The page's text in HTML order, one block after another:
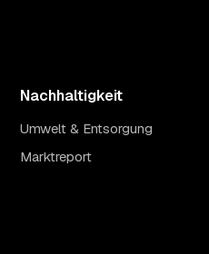
Nachhaltigkeit
Umwelt & Entsorgung
Marktreport